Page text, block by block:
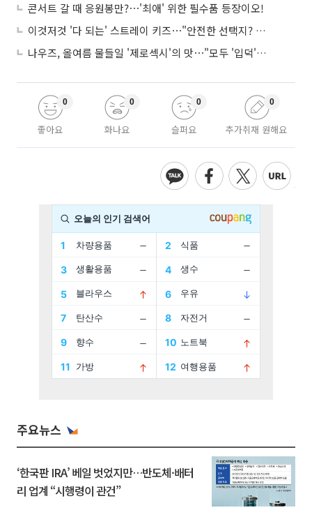
콘서트 갈 때 응원봉만?⋯'최애' 위한 필수품 등장이오!
이것저것 '다 되는' 스트레이 키즈⋯"안전한 선택지? 도전이 재밌죠"
나우즈, 올여름 물들일 '제로섹시'의 맛⋯"모두 '입덕'시킬 것"
좋아요
0
화나요
0
슬퍼요
0
추가취재 원해요
0
주요뉴스
‘한국판 IRA’ 베일 벗었지만…반도체·배터
리 업계 “시행령이 관건”